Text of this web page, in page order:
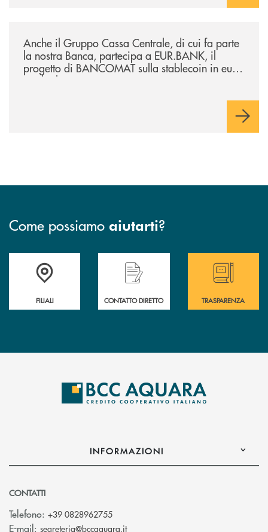
Anche il Gruppo Cassa Centrale, di cui fa parte
la nostra Banca, partecipa a EUR.BANK, il
progetto di BANCOMAT sulla stablecoin in euro
e sul relativo ecosistema
Come possiamo aiutarti?
Trova la filiale più vicina a te
FILIALI
Hai bisogno di assistenza immediata ?
CONTATTO DIRETTO
Hai bisogno di
TRASPARENZA
INFORMAZIONI
CONTATTI
Telefono: +39 0828962755
E-mail: segreteria@bccaquara.it(si apre l’app di posta elettronica)